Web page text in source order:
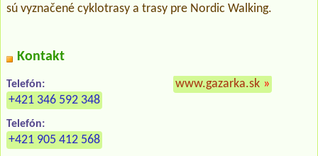
sú vyznačené cyklotrasy a trasy pre Nordic Walking.
Kontakt
Telefón:
+421 346 592 348
Telefón:
+421 905 412 568
www.gazarka.sk »